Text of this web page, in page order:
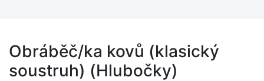
Obráběč/ka kovů (klasický
soustruh) (Hlubočky)